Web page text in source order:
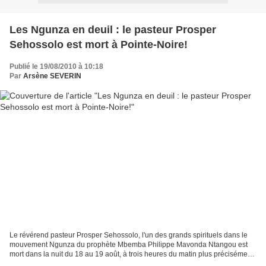
Les Ngunza en deuil : le pasteur Prosper
Sehossolo est mort à Pointe-Noire!
Publié le 19/08/2010 à 10:18
Par Arsène SEVERIN
Le révérend pasteur Prosper Sehossolo, l'un des grands spirituels dans le
mouvement Ngunza du prophète Mbemba Philippe Mavonda Ntangou est
mort dans la nuit du 18 au 19 août, à trois heures du matin plus précisément,